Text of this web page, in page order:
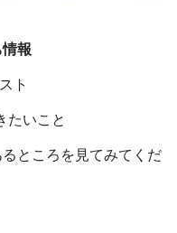
報
ト
たいこと
ところを見てみてくだ